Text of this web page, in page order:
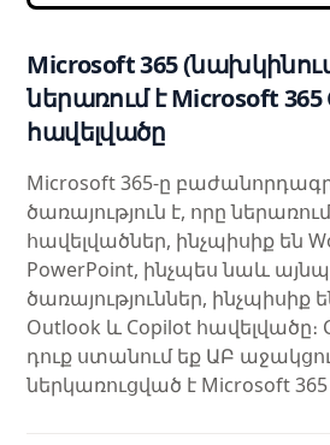
Microsoft 365
ներառում է Microsoft 365
հավելվածը
Microsoft 365-ը
ծառայություն է, որը
հավելվածներ, ինչպիսիք են
PowerPoint, ինչպես նաև
ծառայություններ, ինչպիսիք
Outlook և Copilot հավելվածը։
դուք ստանում եք ԱԲ
ներկառուցված է Microsoft